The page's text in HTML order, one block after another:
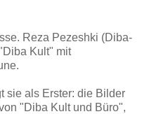
Reza Pezeshki (Diba-
Kult" mit
sie als Erster: die Bilder
"Diba Kult und Büro",